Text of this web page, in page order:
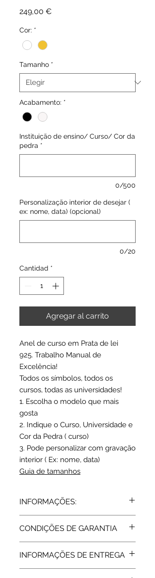
249,00 €
Cor: *
Tamanho *
Acabamento: *
Instituição de ensino/ Curso/ Cor da
pedra *
0/500
Personalização interior de desejar (
ex: nome, data) (opcional)
0/20
Cantidad *
Agregar al carrito
Anel de curso em Prata de lei
925. Trabalho Manual de
Excelência!
Todos os símbolos, todos os
cursos, todas as universidades!
1. Escolha o modelo que mais
gosta
2. Indique o Curso, Universidade e
Cor da Pedra ( curso)
3. Pode personalizar com gravação
interior ( Ex: nome, data)
Guia de tamanhos
INFORMAÇÕES:
Largura: 0.94 cm
Peso médio (tam: 15): 3,1 grs
CONDIÇÕES DE GARANTIA
do Ouro estão abrangidos pela
Garantia de Fabricante, de 2 Anos,
INFORMAÇÕES DE ENTREGA